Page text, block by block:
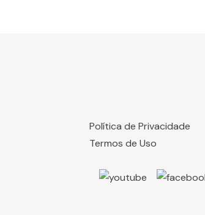
Política de Privacidade
Termos de Uso